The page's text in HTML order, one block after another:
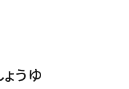
ょうゆ